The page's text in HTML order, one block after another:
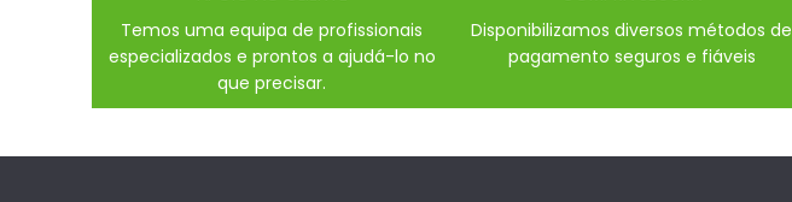
Temos uma equipa de profissionais
especializados e prontos a ajudá-lo no
que precisar.
Disponibilizamos diversos métodos de
pagamento seguros e fiáveis